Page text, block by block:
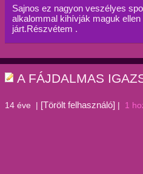
Sajnos ez nagyon veszélyes
alkalommal kihívják maguk
járt.Részvétem .
A FÁJDALMAS
14 éve | [Törölt felhasználó] | 1